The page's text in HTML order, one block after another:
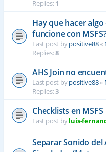
Replies:1
Hay que hacer algo
funcione con MSFS?
Last post bypositive88«
Replies:8
AHS Join no
Last post bypositive88«
Replies:3
Checklists en MSFS
Last post byluis-
Separar Sonido del